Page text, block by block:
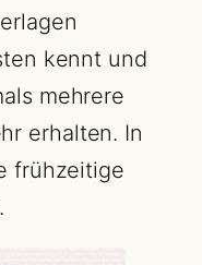
kennt und
mehrere
erhalten. In
frühzeitige